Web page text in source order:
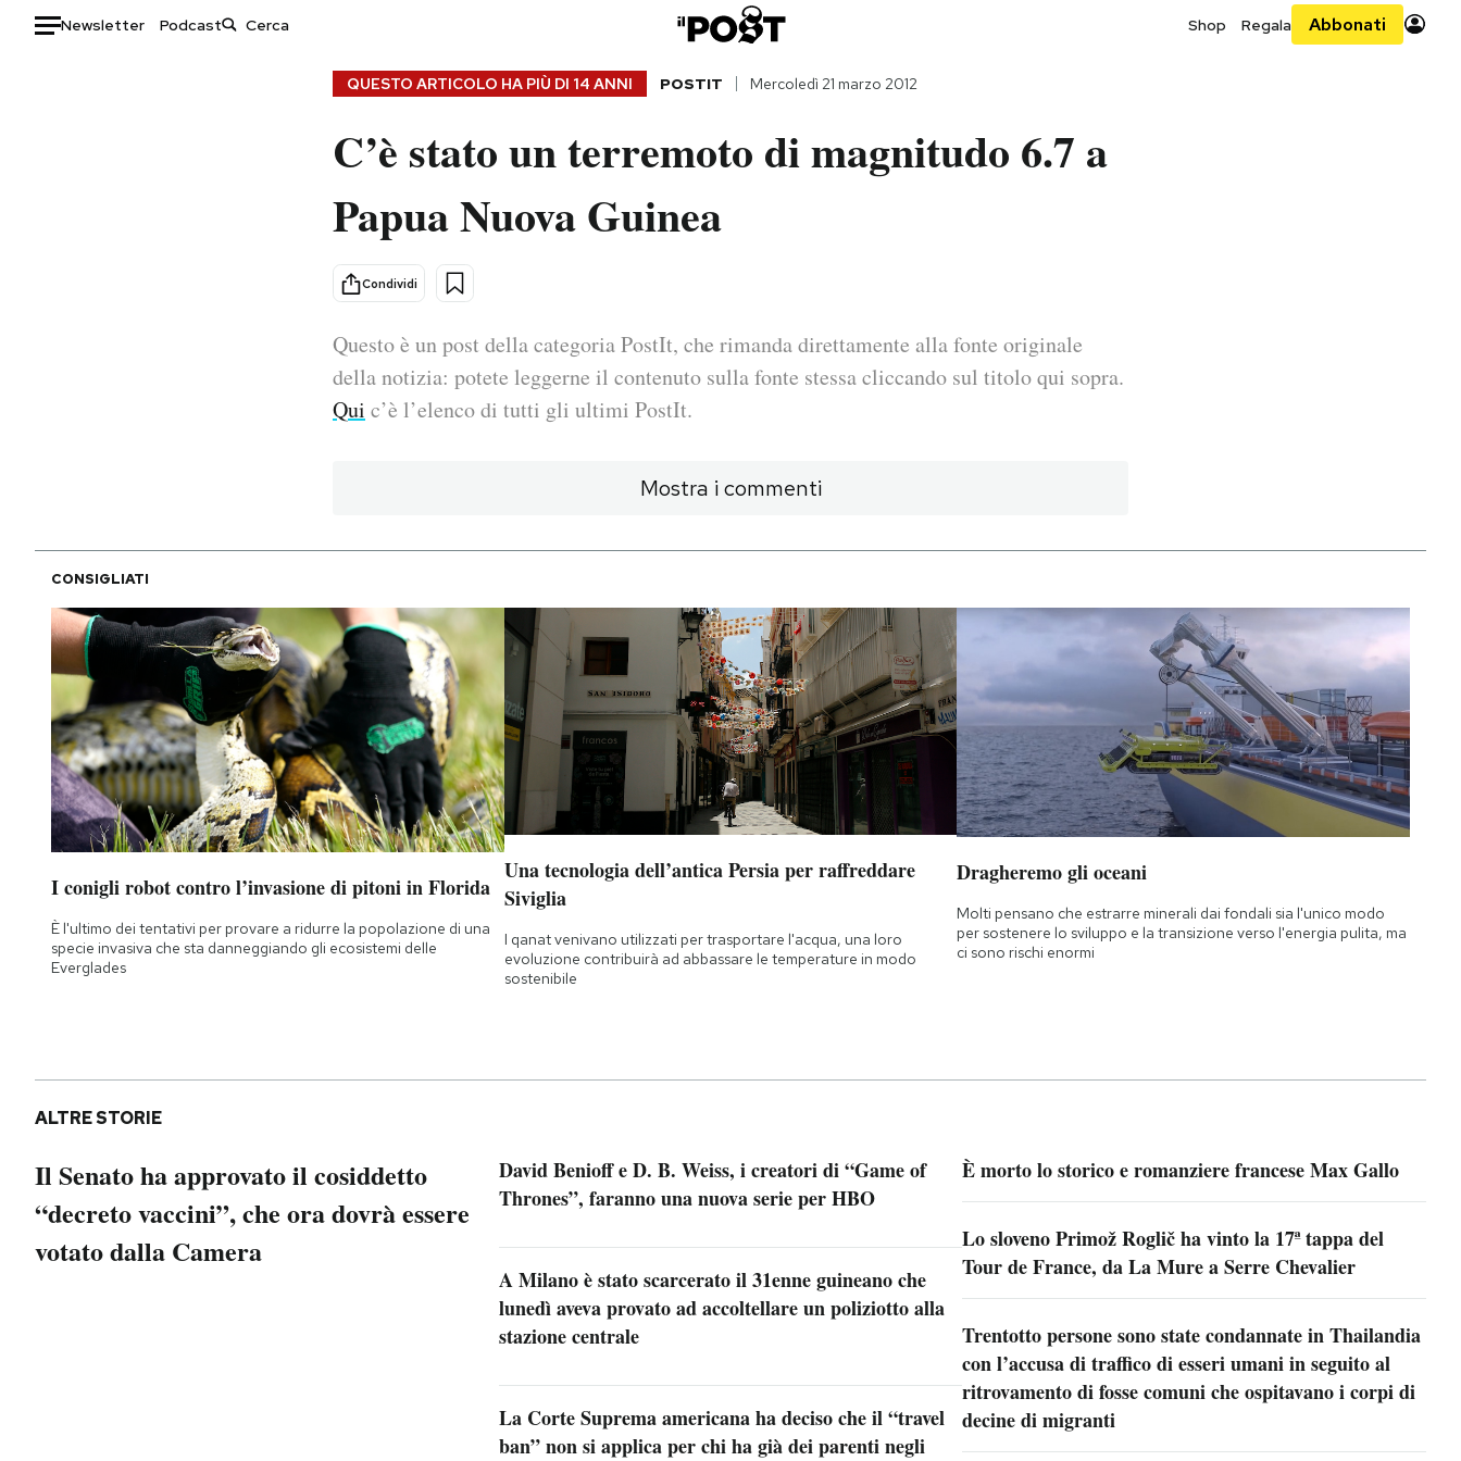
Newsletter Podcast Shop Regala Abbonati
Storie/Idee
Ok Boomer!
Altrecose
I MIEI PREFERITI
SHOP
CALENDARIO
AREA PERSONALE
Area Personale
Newsletter
Esci
QUESTO ARTICOLO HA PIÙ DI 14 ANNI POSTIT Mercoledì 21 marzo 2012
C’è stato un terremoto di magnitudo 6.7 a
Papua Nuova Guinea
Condividi
Questo è un post della categoria PostIt, che rimanda direttamente alla fonte originale
della notizia: potete leggerne il contenuto sulla fonte stessa cliccando sul titolo qui sopra.
Qui c’è l’elenco di tutti gli ultimi PostIt.
Mostra i commenti
CONSIGLIATI
I conigli robot contro l’invasione di pitoni in Florida
È l'ultimo dei tentativi per provare a ridurre la popolazione di una
specie invasiva che sta danneggiando gli ecosistemi delle
Everglades
Una tecnologia dell’antica Persia per raffreddare
Siviglia
I qanat venivano utilizzati per trasportare l'acqua, una loro
evoluzione contribuirà ad abbassare le temperature in modo
sostenibile
Dragheremo gli oceani
Molti pensano che estrarre minerali dai fondali sia l'unico modo
per sostenere lo sviluppo e la transizione verso l'energia pulita, ma
ci sono rischi enormi
ALTRE STORIE
Il Senato ha approvato il cosiddetto
“decreto vaccini”, che ora dovrà essere
votato dalla Camera
David Benioff e D. B. Weiss, i creatori di “Game of
Thrones”, faranno una nuova serie per HBO
A Milano è stato scarcerato il 31enne guineano che
lunedì aveva provato ad accoltellare un poliziotto alla
stazione centrale
La Corte Suprema americana ha deciso che il “travel
ban” non si applica per chi ha già dei parenti negli
È morto lo storico e romanziere francese Max Gallo
Lo sloveno Primož Roglič ha vinto la 17ª tappa del
Tour de France, da La Mure a Serre Chevalier
Trentotto persone sono state condannate in Thailandia
con l’accusa di traffico di esseri umani in seguito al
ritrovamento di fosse comuni che ospitavano i corpi di
decine di migranti